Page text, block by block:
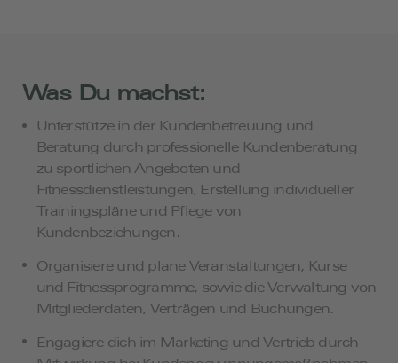
Was Du machst:
Unterstütze in der Kundenbetreuung und
Beratung durch professionelle Kundenberatung
zu sportlichen Angeboten und
Fitnessdienstleistungen, Erstellung individueller
Trainingspläne und Pflege von
Kundenbeziehungen.
Organisiere und plane Veranstaltungen, Kurse
und Fitnessprogramme, sowie die Verwaltung von
Mitgliederdaten, Verträgen und Buchungen.
Engagiere dich im Marketing und Vertrieb durch